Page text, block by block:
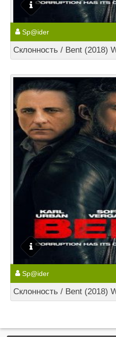
Sp@ider
Склонность / Bent (2018)
Sp@ider
Склонность / Bent (2018)